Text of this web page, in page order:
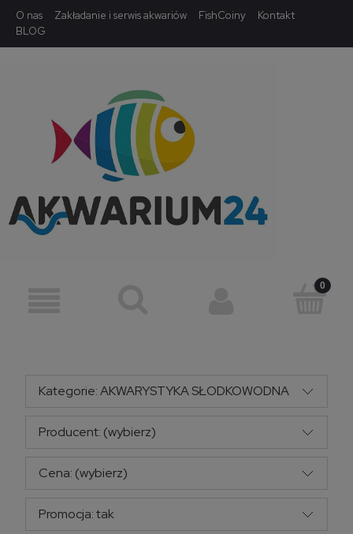
O nas Zakładanie i serwis akwariów FishCoiny
Kontakt
BLOG
Kategorie: AKWARYSTYKA SŁODKOWODNA
Producent: (wybierz)
Cena: (wybierz)
Promocja: tak